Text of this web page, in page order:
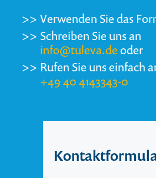
>> Verwenden Sie das
>> Schreiben Sie uns an
info@tuleva.deoder
>> Rufen Sie uns einfach
+49 40 4143343-0